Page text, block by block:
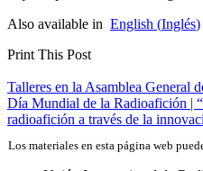
Also available in English (Inglés)
Print This Post
Navegación
de
entradas
Talleres en la Asamblea General
Día Mundial de la Radioafición |
radioafición a través de la
Los materiales en esta página web